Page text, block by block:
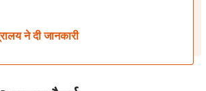
ने दी जानकारी